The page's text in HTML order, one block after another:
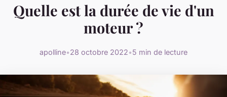
Quelle est la durée de vie d'un
moteur ?
apolline•28 octobre 2022•5 min de lecture